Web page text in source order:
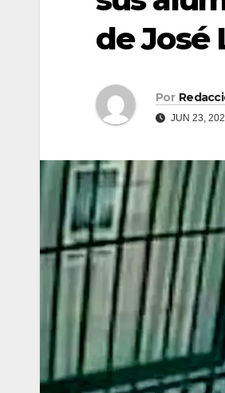
de José
Por
JUN 23,